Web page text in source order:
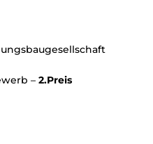
– 2.Preis